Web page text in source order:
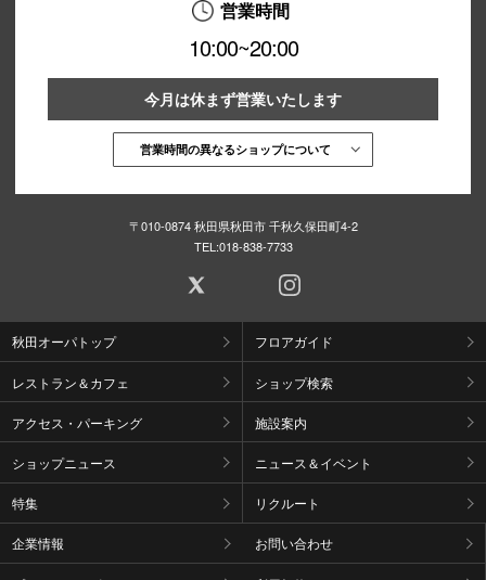
営業時間
10:00~20:00
今月は休まず営業いたします
営業時間の異なるショップについて
〒010-0874 秋田県秋田市 千秋久保田町4-2
TEL:018-838-7733
秋田オーパトップ フロアガイド
レストラン＆カフェ ショップ検索
アクセス・パーキング 施設案内
ショップニュース ニュース＆イベント
特集 リクルート
企業情報 お問い合わせ